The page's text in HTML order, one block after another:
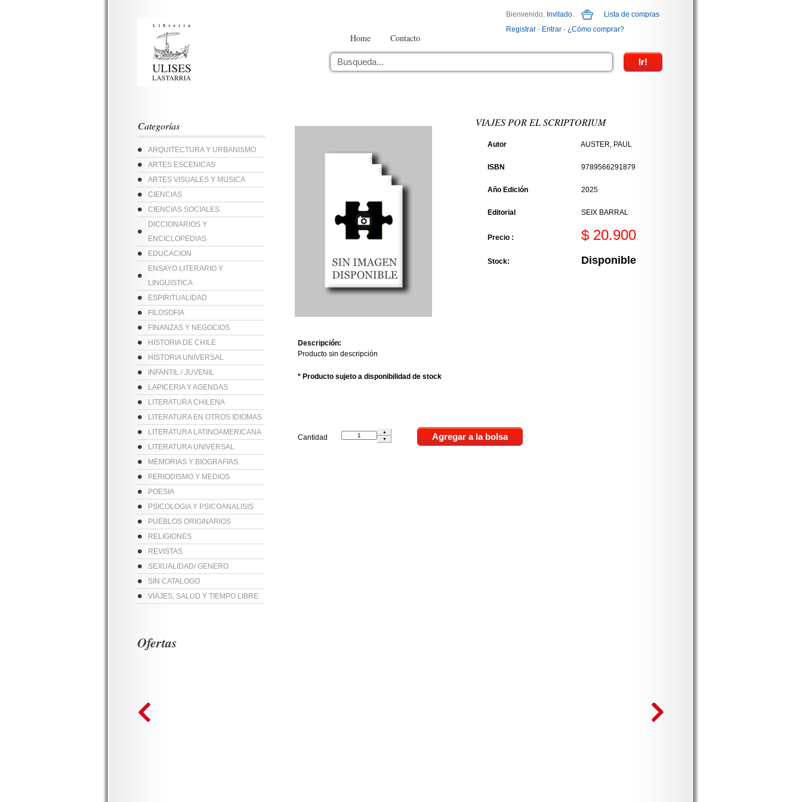
Home Contacto
Bienvenido, Invitado.
Lista de compras
Registrar - Entrar - ¿Cómo comprar?
Categorías
ARQUITECTURA Y URBANISMO
ARTES ESCENICAS
ARTES VISUALES Y MUSICA
CIENCIAS
CIENCIAS SOCIALES
DICCIONARIOS Y
ENCICLOPEDIAS
EDUCACION
ENSAYO LITERARIO Y
LINGUISTICA
ESPIRITUALIDAD
FILOSOFIA
FINANZAS Y NEGOCIOS
HISTORIA DE CHILE
HISTORIA UNIVERSAL
INFANTIL / JUVENIL
LAPICERIA Y AGENDAS
LITERATURA CHILENA
LITERATURA EN OTROS IDIOMAS
LITERATURA LATINOAMERICANA
LITERATURA UNIVERSAL
MEMORIAS Y BIOGRAFIAS
PERIODISMO Y MEDIOS
POESIA
PSICOLOGIA Y PSICOANALISIS
PUEBLOS ORIGINARIOS
RELIGIONES
REVISTAS
SEXUALIDAD/ GENERO
SIN CATALOGO
VIAJES, SALUD Y TIEMPO LIBRE
VIAJES POR EL SCRIPTORIUM
Autor AUSTER, PAUL
ISBN 9789566291879
Año Edición 2025
Editorial SEIX BARRAL
Precio : $ 20.900
Stock: Disponible
Descripción:
Producto sin descripción
* Producto sujeto a disponibilidad de stock
Cantidad
Ofertas